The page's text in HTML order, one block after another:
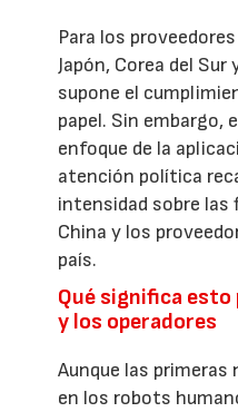
Para los
Japón, Corea del Sur
supone el
papel. Sin embargo,
enfoque de la
atención política
intensidad sobre
China y los
país.
Qué significa esto
y los operadores
Aunque las
en los robots